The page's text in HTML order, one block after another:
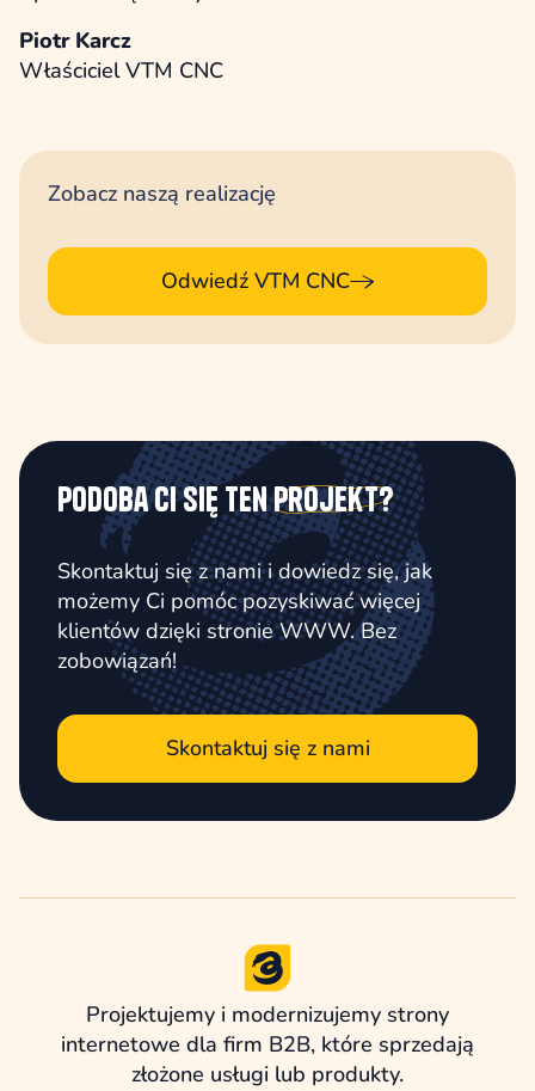
Piotr Karcz
Właściciel VTM CNC
Zobacz naszą realizację
Odwiedź VTM CNC
Podoba Ci się tenprojekt?
Skontaktuj się z nami i dowiedz się, jak
możemy Ci pomóc pozyskiwać więcej
klientów dzięki stronie WWW. Bez
zobowiązań!
Skontaktuj się z nami
Projektujemy i modernizujemy strony
internetowe dla firm B2B, które sprzedają
złożone usługi lub produkty.